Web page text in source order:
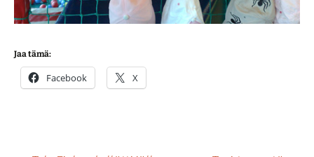
Jaa tämä:
Facebook X